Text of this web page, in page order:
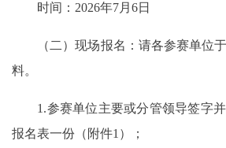
时间：2026年7月6日
（二）现场报名：请各参赛单位于
料。
1.参赛单位主要或分管领导签字并
报名表一份（附件1）；